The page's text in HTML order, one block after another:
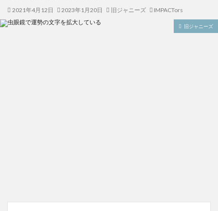
2021年4月12日 2023年1月20日 旧ジャニーズ IMPACTors
旧ジャニーズ